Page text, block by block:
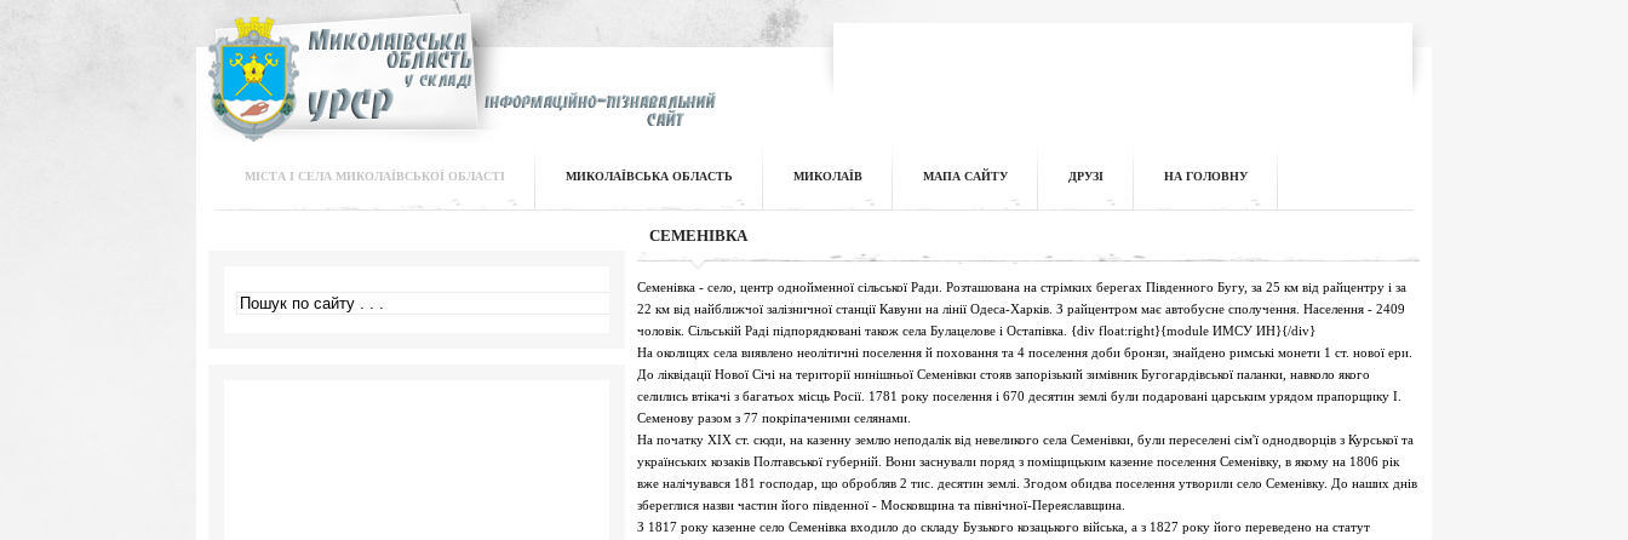
МІСТА І СЕЛА МИКОЛАЇВСЬКОЇ ОБЛАСТІ МИКОЛАЇВСЬКА ОБЛАСТЬ МИКОЛАЇВ МАПА САЙТУ ДРУЗІ НА ГОЛОВНУ
СЕМЕНІВКА
Семенівка - село, центр однойменної сільської Ради. Розташована на стрімких берегах Південного Бугу, за 25 км від райцентру і за
22 км від найближчої залізничної станції Кавуни на лінії Одеса-Харків. З райцентром має автобусне сполучення. Населення - 2409
чоловік. Сільській Раді підпорядковані також села Булацелове і Остапівка. {div float:right}{module ИМСУ ИН}{/div}
На околицях села виявлено неолітичні поселення й поховання та 4 поселення доби бронзи, знайдено римські монети 1 ст. нової ери.
До ліквідації Нової Січі на території нинішньої Семенівки стояв запорізький зимівник Бугогардівської паланки, навколо якого
селились втікачі з багатьох місць Росії. 1781 року поселення і 670 десятин землі були подаровані царським урядом прапорщику І.
Семенову разом з 77 покріпаченими селянами.
На початку XIX ст. сюди, на казенну землю неподалік від невеликого села Семенівки, були переселені сім'ї однодворців з Курської та
українських козаків Полтавської губерній. Вони заснували поряд з поміщицьким казенне поселення Семенівку, в якому на 1806 рік
вже налічувався 181 господар, що обробляв 2 тис. десятин землі. Згодом обидва поселення утворили село Семенівку. До наших днів
збереглися назви частин його південної - Московщина та північної-Переяславщина.
З 1817 року казенне село Семенівка входило до складу Бузького козацького війська, а з 1827 року його переведено на статут